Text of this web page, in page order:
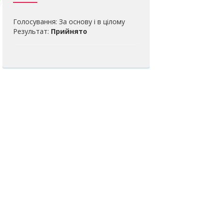
Голосування: За основу і в цілому
Результат: Прийнято